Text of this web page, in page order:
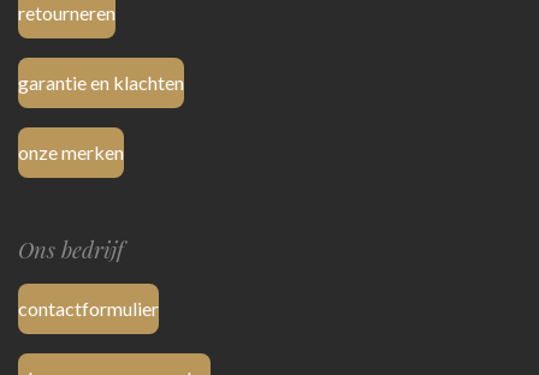
retourneren
garantie en klachten
onze merken
Ons bedrijf
contactformulier